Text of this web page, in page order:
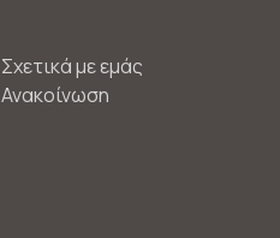
Σχετικά με εμάς
Ανακοίνωση